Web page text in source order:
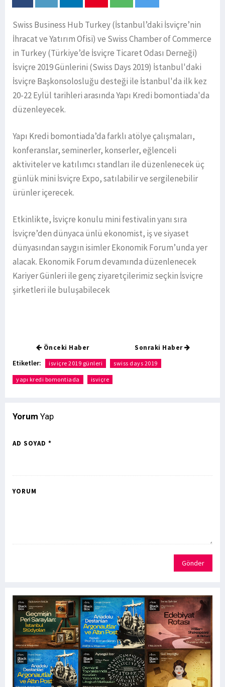
Swiss Business Hub Turkey (İstanbul’daki İsviçre’nin
İhracat ve Yatırım Ofisi) ve Swiss Chamber of Commerce
in Turkey (Türkiye’de İsviçre Ticaret Odası Derneği)
İsviçre 2019 Günlerini (Swiss Days 2019) İstanbul'daki
İsviçre Başkonsolosluğu desteği ile İstanbul'da ilk kez
20-22 Eylül tarihleri arasında Yapı Kredi bomontiada'da
düzenleyecek.
Yapı Kredi bomontiada’da farklı atölye çalışmaları,
konferanslar, seminerler, konserler, eğlenceli
aktiviteler ve katılımcı standları ile düzenlenecek üç
günlük mini İsviçre Expo, satılabilir ve sergilenebilir
ürünler içerecek.
Etkinlikte, İsviçre konulu mini festivalin yanı sıra
İsviçre’den dünyaca ünlü ekonomist, iş ve siyaset
dünyasından saygın isimler Ekonomik Forum’unda yer
alacak. Ekonomik Forum devamında düzenlenecek
Kariyer Günleri ile genç ziyaretçilerimiz seçkin İsviçre
şirketleri ile buluşabilecek
Önceki Haber Sonraki Haber
Etiketler: isviçre 2019 günleri swiss days 2019
yapı kredi bomontiada isviçre
Yorum Yap
AD SOYAD *
YORUM
Gönder